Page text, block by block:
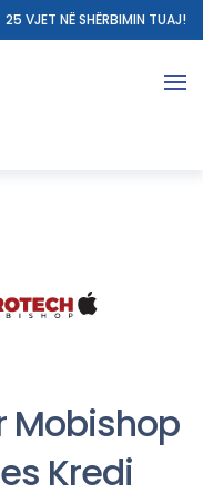
25 VJET NË SHËRBIMIN TUAJ!
Mobishop
Kredi